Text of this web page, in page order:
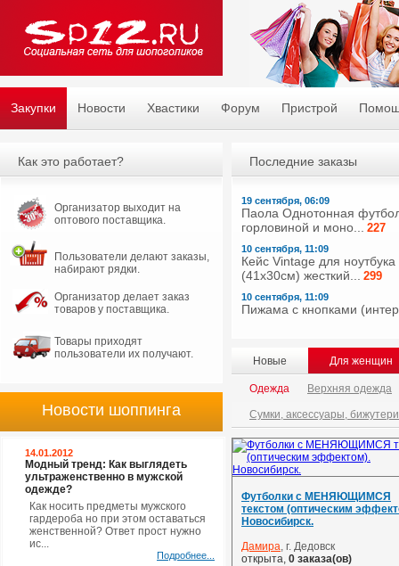
Закупки Новости Хвастики Форум Пристрой
Последние заказы
19 сентября, 06:09
Паола Однотонная
горловиной и моно...
227
10 сентября, 11:09
Кейс Vintage для
(41х30см) жесткий...
299
10 сентября, 11:09
Пижама с кнопками
Новые Для женщин
Одежда Верхняя одежда
Сумки, аксессуары,
Футболки с МЕНЯЮЩИМСЯ
текстом (оптическим
Новосибирск.
Дамира, г. Дедовск
открыта, 0 заказа(ов)
Как это работает?
Организатор выходит на
оптового поставщика.
Пользователи делают заказы,
набирают рядки.
Организатор делает заказ
товаров у поставщика.
Товары приходят
пользователи их получают.
Новости шоппинга
14.01.2012
Модный тренд: Как выглядеть
ультраженственно в мужской
одежде?
Как носить предметы мужского
гардероба но при этом оставаться
женственной? Ответ прост нужно
ис...
Подробнее...